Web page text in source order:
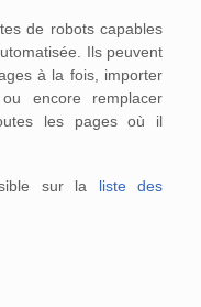
de robots capables
Ils peuvent
à la fois, importer
encore remplacer
les pages où il
sur la liste des